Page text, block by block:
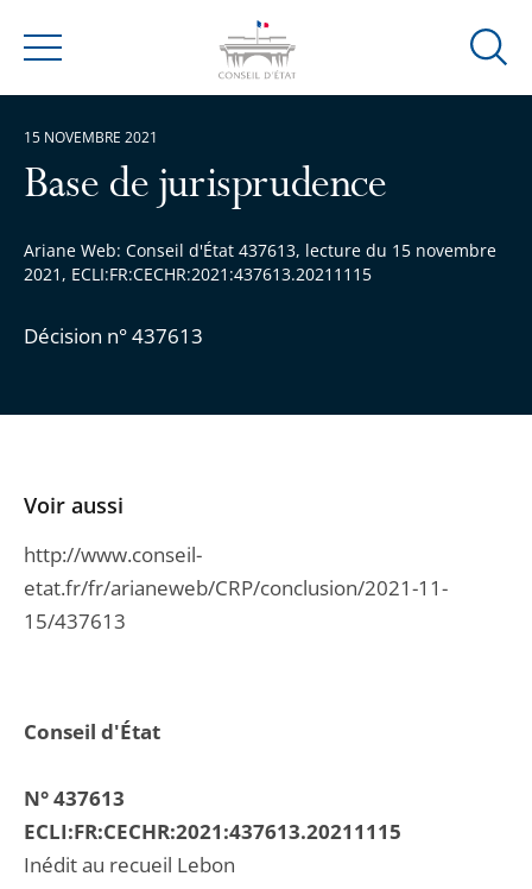
Menu
Ouvrir
Base de jurisprudence
Ariane Web: Conseil d'État 437613, lecture du 15 novembre
2021, ECLI:FR:CECHR:2021:437613.20211115
Décision n° 437613
15 NOVEMBRE 2021
Conseil d'État
N° 437613
ECLI:FR:CECHR:2021:437613.20211115
Inédit au recueil Lebon
Voir aussi
http://www.conseil-
etat.fr/fr/arianeweb/CRP/conclusion/2021-11-
15/437613